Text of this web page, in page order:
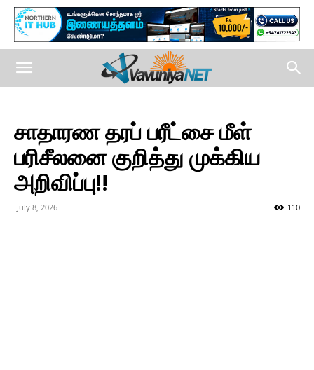
சாதாரண தரப் பரீட்சை மீள்
பரிசீலனை குறித்து முக்கிய
அறிவிப்பு!!
July 8, 2026 110